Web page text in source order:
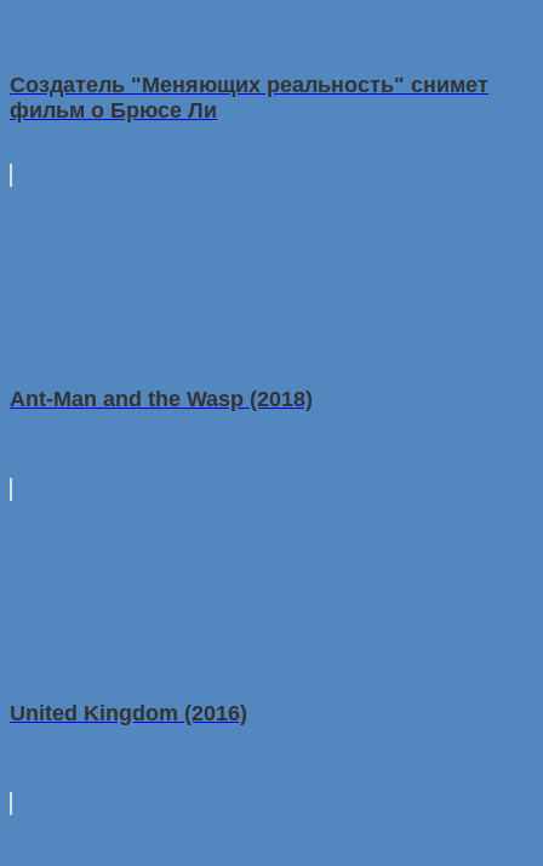
Создатель "Меняющих реальность" снимет
фильм о Брюсе Ли
Ant-Man and the Wasp (2018)
United Kingdom (2016)